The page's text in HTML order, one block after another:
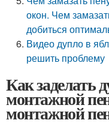
окон. Чем
добиться
Видео дупло в
решить проблему
Как заделать
монтажной
монтажной